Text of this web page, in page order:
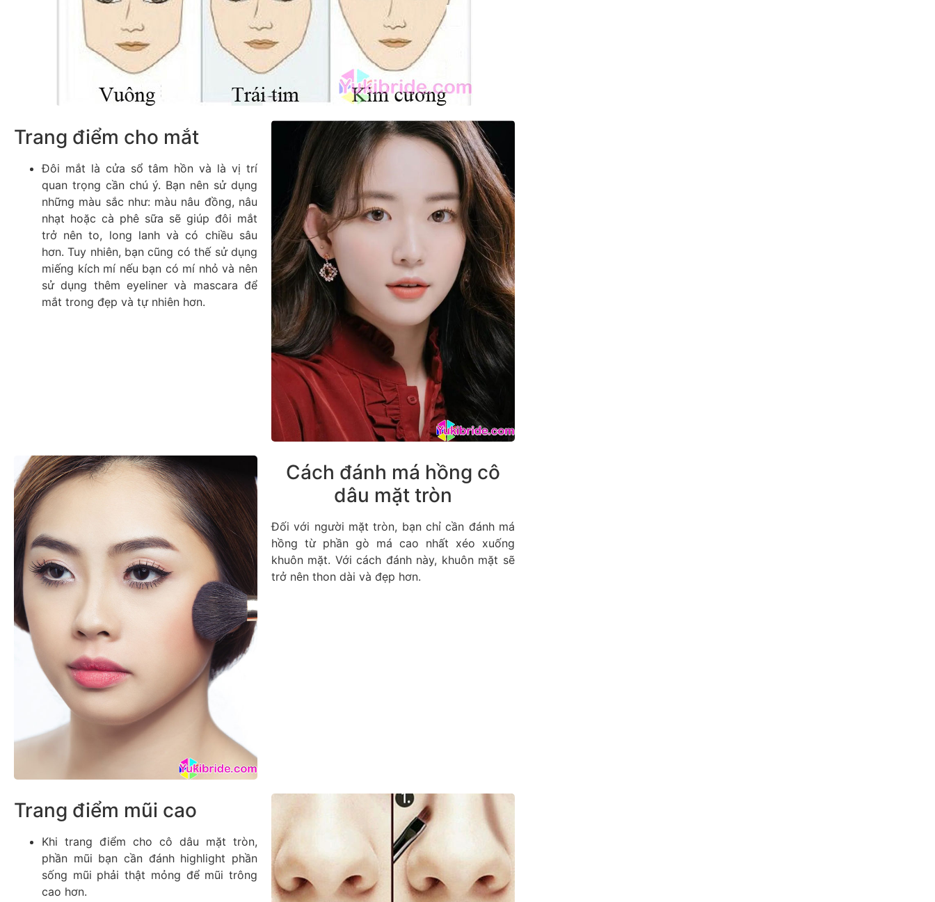
Trang điểm cho mắt
Đôi mắt là cửa sổ tâm hồn và là vị trí
quan trọng cần chú ý. Bạn nên sử dụng
những màu sắc như: màu nâu đồng, nâu
nhạt hoặc cà phê sữa sẽ giúp đôi mắt
trở nên to, long lanh và có chiều sâu
hơn. Tuy nhiên, bạn cũng có thế sử dụng
miếng kích mí nếu bạn có mí nhỏ và nên
sử dụng thêm eyeliner và mascara để
mắt trong đẹp và tự nhiên hơn.
Cách đánh má hồng cô
dâu mặt tròn
Đối với người mặt tròn, bạn chỉ cần đánh má
hồng từ phần gò má cao nhất xéo xuống
khuôn mặt. Với cách đánh này, khuôn mặt sẽ
trở nên thon dài và đẹp hơn.
Trang điểm mũi cao
Khi trang điểm cho cô dâu mặt tròn,
phần mũi bạn cần đánh highlight phần
sống mũi phải thật mỏng để mũi trông
cao hơn.